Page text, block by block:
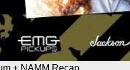
+ NAMM Recap